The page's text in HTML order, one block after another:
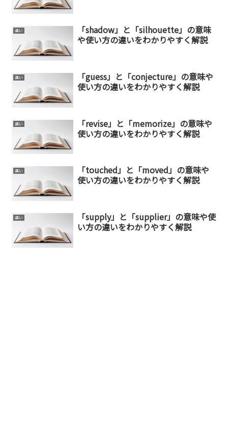
違い
「shadow」と「silhouette」の意味
や使い方の違いをわかりやすく解説
違い
「guess」と「conjecture」の意味や
使い方の違いをわかりやすく解説
違い
「revise」と「memorize」の意味や
使い方の違いをわかりやすく解説
違い
「touched」と「moved」の意味や
使い方の違いをわかりやすく解説
違い
「supply」と「supplier」の意味や使
い方の違いをわかりやすく解説